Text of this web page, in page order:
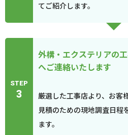
てご紹介します。
STEP
3
外構・エクステリアの
へご連絡いたします
厳選した工事店より、お客
見積のための現地調査日程
ます。